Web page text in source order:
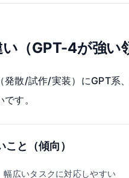
（GPT-4が強い
発散/試作/実装）にGPT系
す。
と（傾向）
幅広いタスクに対応しやすい